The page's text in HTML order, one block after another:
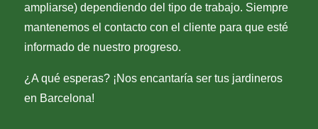
ampliarse) dependiendo del tipo de trabajo. Siempre
mantenemos el contacto con el cliente para que esté
informado de nuestro progreso.
¿A qué esperas? ¡Nos encantaría ser tus jardineros
en Barcelona!